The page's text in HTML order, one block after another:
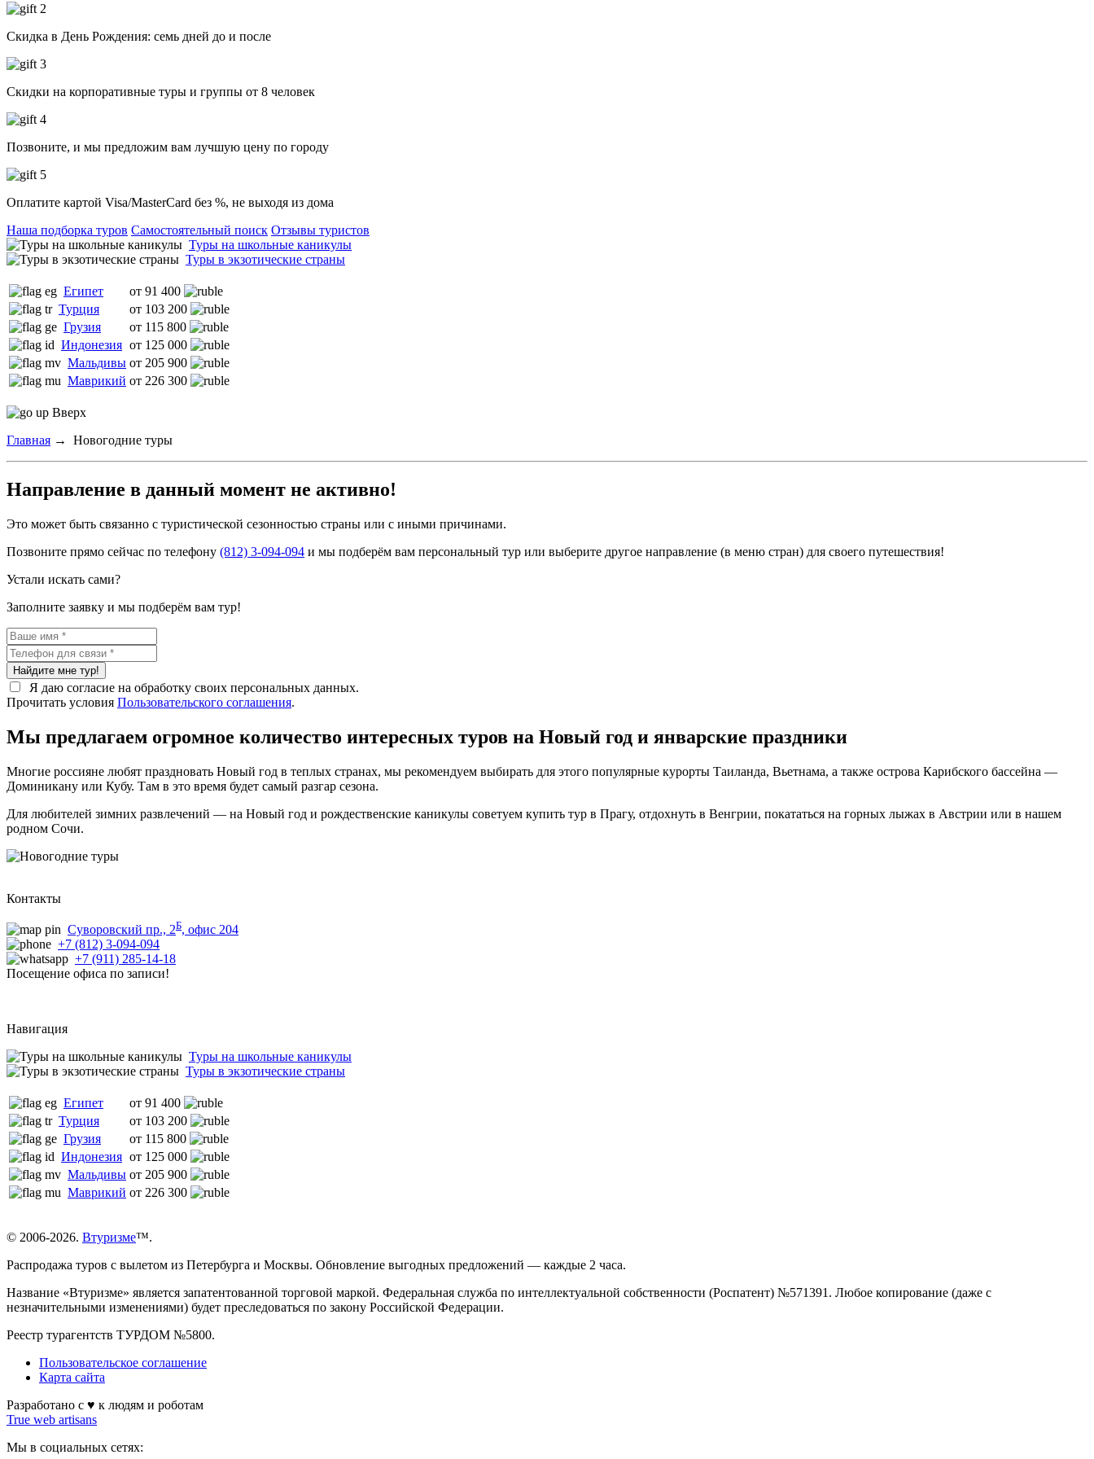
Скидка в День Рождения: семь дней до и после
Скидки на корпоративные туры и группы от 8 человек
Позвоните, и мы предложим вам лучшую цену по городу
Оплатите картой Visa/MasterCard без %, не выходя из дома
Наша подборка туров Самостоятельный поиск Отзывы туристов
Туры на школьные каникулы
Туры в экзотические страны
Египет
от 91 400
Турция
от 103 200
Грузия
от 115 800
Индонезия от 125 000
Мальдивы от 205 900
Маврикий от 226 300
Вверх
Главная → Новогодние туры
Направление в данный момент не активно!
Это может быть связанно с туристической сезонностью страны или с иными причинами.
Позвоните прямо сейчас по телефону (812) 3-094-094 и мы подберём вам персональный тур или выберите другое направление (в меню стран) для своего путешествия!
Устали искать сами?
Заполните заявку и мы подберём вам тур!
Найдите мне тур!
Я даю согласие на обработку своих персональных данных.
Прочитать условия Пользовательского соглашения.
Мы предлагаем огромное количество интересных туров на Новый год и январские праздники
Многие россияне любят праздновать Новый год в теплых странах, мы рекомендуем выбирать для этого популярные курорты Таиланда, Вьетнама, а также острова Карибского бассейна —
Доминикану или Кубу. Там в это время будет самый разгар сезона.
Для любителей зимних развлечений — на Новый год и рождественские каникулы советуем купить тур в Прагу, отдохнуть в Венгрии, покататься на горных лыжах в Австрии или в нашем
родном Сочи.
Контакты
Суворовский пр., 2Б, офис 204
+7 (812) 3-094-094
+7 (911) 285-14-18
Посещение офиса по записи!
Навигация
Туры на школьные каникулы
Туры в экзотические страны
Египет
от 91 400
Турция
от 103 200
Грузия
от 115 800
Индонезия от 125 000
Мальдивы от 205 900
Маврикий от 226 300
© 2006-2026. Втуризме™.
Распродажа туров с вылетом из Петербурга и Москвы. Обновление выгодных предложений — каждые 2 часа.
Название «Втуризме» является запатентованной торговой маркой. Федеральная служба по интеллектуальной собственности (Роспатент) №571391. Любое копирование (даже с
незначительными изменениями) будет преследоваться по закону Российской Федерации.
Реестр турагентств ТУРДОМ №5800.
Пользовательское соглашение
Карта сайта
Разработано с ♥ к людям и роботам
True web artisans
Мы в социальных сетях: